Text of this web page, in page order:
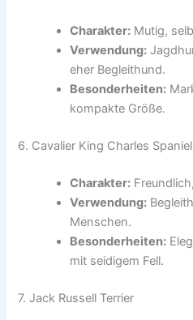
Charakter: Mutig,
Verwendung:
eher Begleithund.
Besonderheiten:
kompakte Größe.
6. Cavalier King Charles Spaniel
Charakter:
Verwendung:
Menschen.
Besonderheiten:
mit seidigem Fell.
7. Jack Russell Terrier